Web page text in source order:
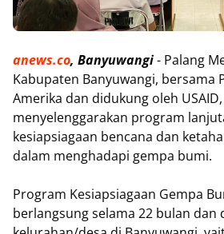
anews.co, Banyuwangi- Palang
Kabupaten Banyuwangi, bersama
Amerika dan didukung oleh
menyelenggarakan program
kesiapsiagaan bencana dan
dalam menghadapi gempa bumi.
Program Kesiapsiagaan Gempa
berlangsung selama 22 bulan dan